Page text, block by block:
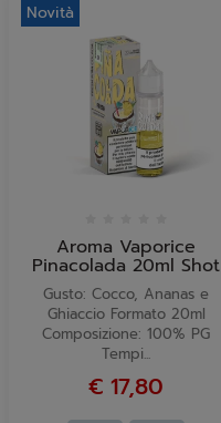
Novità
Aroma Vaporice
Pinacolada 20ml Shot
Gusto: Cocco, Ananas e
Ghiaccio Formato 20ml
Composizione: 100% PG
Tempi...
€ 17,80